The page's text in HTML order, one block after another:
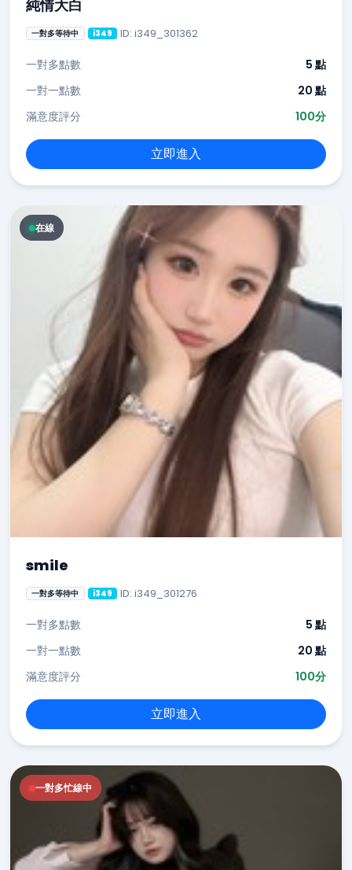
純情大白
一對多等待中 i349 ID: i349_301362
一對多點數
5 點
一對一點數
20 點
滿意度評分
100分
立即進入
在線
smile
一對多等待中 i349 ID: i349_301276
一對多點數
5 點
一對一點數
20 點
滿意度評分
100分
立即進入
一對多忙線中